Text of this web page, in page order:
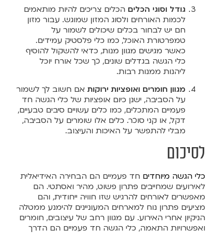
גודל וסוגי הכלים הכלים צריכים להיות מותאמים
לכמות האורחים ולסוג המזון שמוגש. עבור מזון
חם יש לבחור בכלים שיכולים לשמור על
טמפרטורת האוכל, כמו כלי פלסטיק עמידים.
כאשר מגישים מגוון מנות, כדאי להשקול להוסיף
כלי הגשה בגדלים שונים, כך שכל אורח יוכל
ליהנות ממנות רבות.
מגוון חומרים ואופציות ירוקות אם חשוב לך לשמור
על הסביבה, ישנן כיום אופציות של כלי הגשה חד
פעמיים המתכלים, כמו כלים עשויים סיבים טבעיים,
דקל, או קני סוכר. כלים אלו שומרים על הסביבה,
מבלי להתפשר על האיכות והעיצוב.
לסיכום
כלי הגשה מיוחדים חד פעמיים הם הבחירה האידיאלית
לאירועים שמחייבים פתרון פשוט, מהיר ואסתטי. הם
מאפשרים לאורחים להרגיש שזו חוויה ייחודית, והם
מציעים פתרון נוח למארחים המעוניינים להימנע ממטלה
הניקיון אחרי האירוע. עם מגוון רחב של עיצובים, חומרים
ואפשרויות התאמה, כלי הגשה חד פעמיים הם הדרך